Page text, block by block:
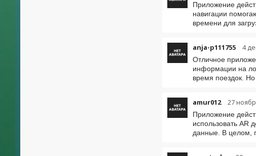
Приложение
навигации
времени для
anja-p111755 4
Отличное
информации на
время поездок. Но
amur012 27
Приложение
использовать AR
данные. В целом,